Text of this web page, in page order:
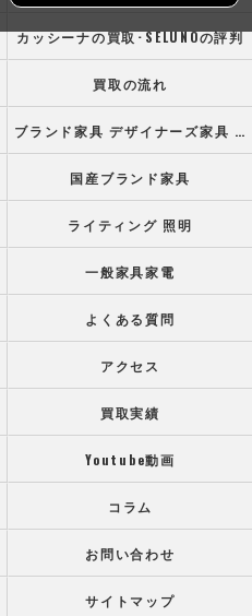
カッシーナの買取･SELUNOの評判
買取の流れ
ブランド家具 デザイナーズ家具 高級オフィス家具
国産ブランド家具
ライティング 照明
一般家具家電
よくある質問
アクセス
買取実績
Youtube動画
コラム
お問い合わせ
サイトマップ